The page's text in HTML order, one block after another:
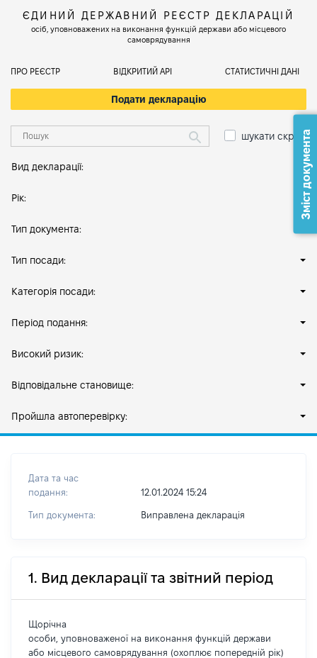
ЄДИНИЙ ДЕРЖАВНИЙ РЕЄСТР ДЕКЛАРАЦІЙ
осіб, уповноважених на виконання функцій держави або місцевого
самоврядування
ПРО РЕЄСТР ВІДКРИТИЙ АРІ СТАТИСТИЧНІ ДАНІ
Подати декларацію
шукати скрізь
Вид декларації:
Рік:
Тип документа:
Тип посади:
Категорія посади:
Період подання:
Високий ризик:
Відповідальне становище:
Пройшла автоперевірку:
Дата та час
подання:
12.01.2024 15:24
Тип документа: Виправлена декларація
1. Вид декларації та звітний період
Щорічна
особи, уповноваженої на виконання функцій держави
або місцевого самоврядування (охоплює попередній рік)
Зміст документа